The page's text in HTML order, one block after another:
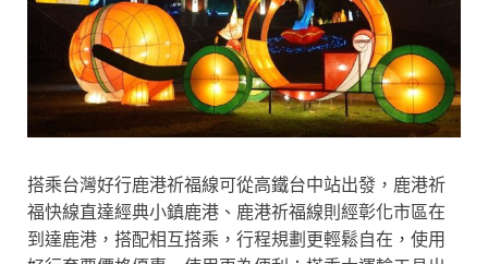
搭乘台灣好行鹿港祈福線可從高鐵台中站出發，鹿港祈
福快線直達經典小鎮鹿港、鹿港祈福線則經彰化市區在
到達鹿港，搭配相互搭乘，行程規劃更輕鬆自在，使用